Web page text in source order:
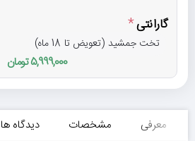
گارانتی
تخت جمشید (تعویض تا 18 ماه)
5,999,000 تومان
معرفی مشخصات
دیدگاه ها